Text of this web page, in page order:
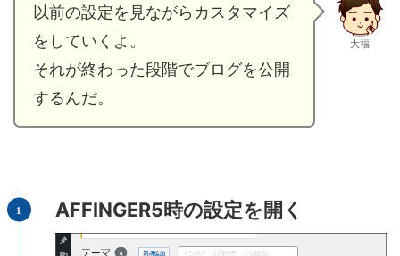
以前の設定を見ながらカスタマイズ
をしていくよ。
それが終わった段階でブログを公開
するんだ。
大福
AFFINGER5時の設定を開く